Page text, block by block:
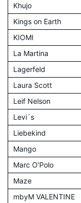
Khujo
Kings on Earth
KIOMI
La Martina
Lagerfeld
Laura Scott
Leif Nelson
Levi´s
Liebekind
Mango
Marc O'Polo
Maze
mbyM VALENTINE